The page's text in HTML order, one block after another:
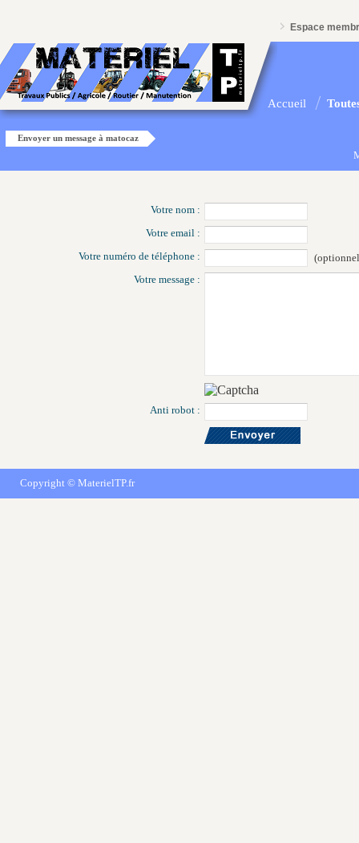
Espace
Accueil
Envoyer un message à matocaz
Votre nom :
Votre email :
Votre numéro de téléphone :
Votre message :
Anti robot :
Copyright © MaterielTP.fr